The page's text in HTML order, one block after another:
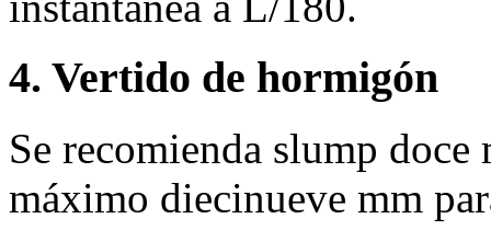
4. Vertido de hormigón
Se recomienda slump
máximo diecinueve mm